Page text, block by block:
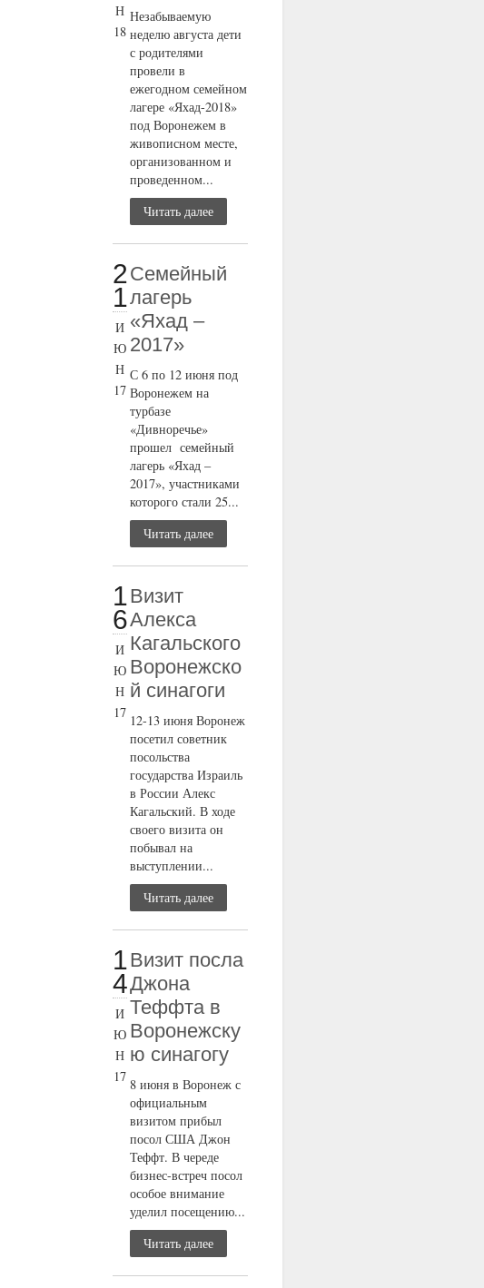
Н
18
Незабываемую
неделю августа дети
с родителями
провели в
ежегодном семейном
лагере «Яхад-2018»
под Воронежем в
живописном месте,
организованном и
проведенном...
Читать далее
2
1
И
Ю
Н
17
Семейный
лагерь
«Яхад –
2017»
С 6 по 12 июня под
Воронежем на
турбазе
«Дивноречье»
прошел семейный
лагерь «Яхад –
2017», участниками
которого стали 25...
Читать далее
1
6
И
Ю
Н
17
Визит
Алекса
Кагальского
Воронежско
й синагоги
12-13 июня Воронеж
посетил советник
посольства
государства Израиль
в России Алекс
Кагальский. В ходе
своего визита он
побывал на
выступлении...
Читать далее
1
4
И
Ю
Н
17
Визит посла
Джона
Теффта в
Воронежску
ю синагогу
8 июня в Воронеж с
официальным
визитом прибыл
посол США Джон
Теффт. В череде
бизнес-встреч посол
особое внимание
уделил посещению...
Читать далее